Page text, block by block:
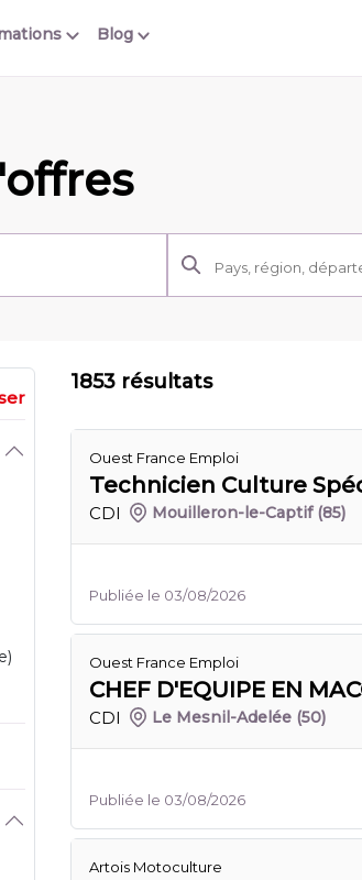
Blog
1853 résultats
Ouest France Emploi
Technicien Culture
CDI Mouilleron-le-Captif (85)
Publiée le 03/08/2026
Ouest France Emploi
CHEF D'EQUIPE EN
CDI Le Mesnil-Adelée (50)
Publiée le 03/08/2026
Artois Motoculture